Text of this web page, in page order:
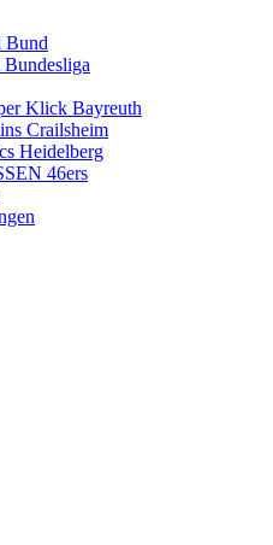
Bund
Klick Bayreuth
Crailsheim
Heidelberg
46ers